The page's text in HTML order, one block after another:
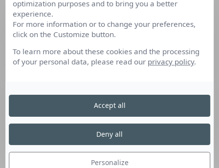
Dôme. Vous travaillerez en étroite collaboration avec le
coordinateur et l’animateur des réseaux. Poste à mi-
temps (17,5 h hebdomadaires) basé à Clermont-Ferrand
de-Dôme. Possibilité d’évolution vers un CDI. Vos
des enquêtes et diffuser les résultats auprès des
membres du réseau des ACM, préparer et diffuser la
newsletter hebdomadaire envoyée aux membres du
réseau à partir des documents postés sur la plateforme
d’échange interne par le coordinateur et l’animateur,
réaliser (interviews de terrain, rédaction d’articles,
optimization purposes and to bring you a better
experience.
For more information or to change your preferences,
click on the Customize button.
To learn more about these cookies and the processing
of your personal data, please read our privacy policy.
Personalize
Deny all
Accept all